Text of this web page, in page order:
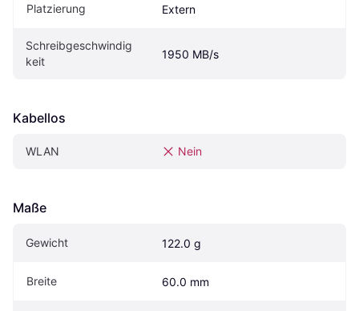
Platzierung Extern
Schreibgeschwindig
keit
1950 MB/s
Kabellos
WLAN Nein
Maße
Gewicht 122.0 g
Breite 60.0 mm